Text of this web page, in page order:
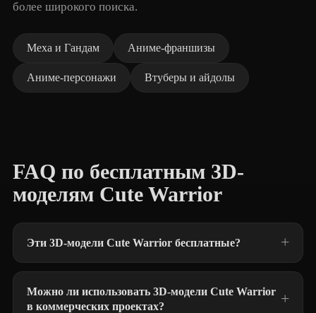
более широкого поиска.
Меха и Гандам Аниме-франшизы
Аниме-персонажи Втуберы и айдолы
FAQ по бесплатным 3D-
моделям Cute Warrior
Эти 3D-модели Cute Warrior бесплатные?
Можно ли использовать 3D-модели Cute Warrior
в коммерческих проектах?